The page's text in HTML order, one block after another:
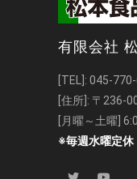
有限会社
[TEL]: 045-
[住所]: 〒236-
[月曜～土曜]
※毎週水曜定休